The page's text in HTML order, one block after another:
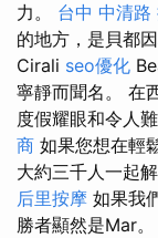
力。 台中 中清路
的地方，是貝都
Cirali seo優化
寧靜而聞名。 在
度假耀眼和令人難
商 如果您想在輕
大約三千人一起
后里按摩 如果我
勝者顯然是Mar。